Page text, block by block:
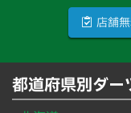
店舗
都道府県別ダー